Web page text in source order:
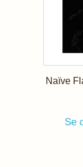
Naïve
Se